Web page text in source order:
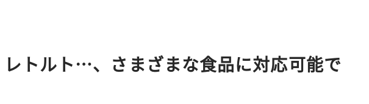
トルト…、さまざまな食品に対応可能で